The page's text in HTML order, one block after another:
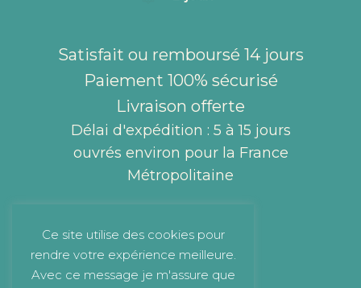
Satisfait ou remboursé 14 jours
Paiement 100% sécurisé
Livraison offerte
Délai d'expédition : 5 à 15 jours
ouvrés environ pour la France
Métropolitaine
Mentions légales
Ce site utilise des cookies pour
rendre votre expérience meilleure.
Avec ce message je m'assure que